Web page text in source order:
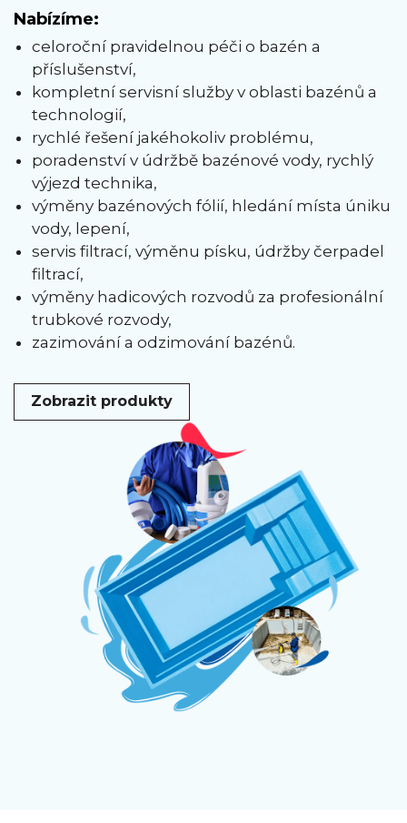
Nabízíme:
celoroční pravidelnou péči o bazén a
příslušenství,
kompletní servisní služby v oblasti bazénů a
technologií,
rychlé řešení jakéhokoliv problému,
poradenství v údržbě bazénové vody, rychlý
výjezd technika,
výměny bazénových fólií, hledání místa úniku
vody, lepení,
servis filtrací, výměnu písku, údržby čerpadel
filtrací,
výměny hadicových rozvodů za profesionální
trubkové rozvody,
zazimování a odzimování bazénů.
Zobrazit produkty